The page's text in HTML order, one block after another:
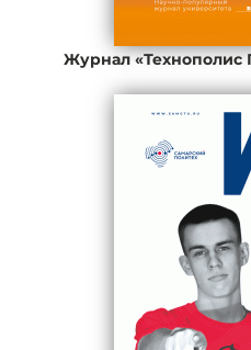
Журнал «Технополис